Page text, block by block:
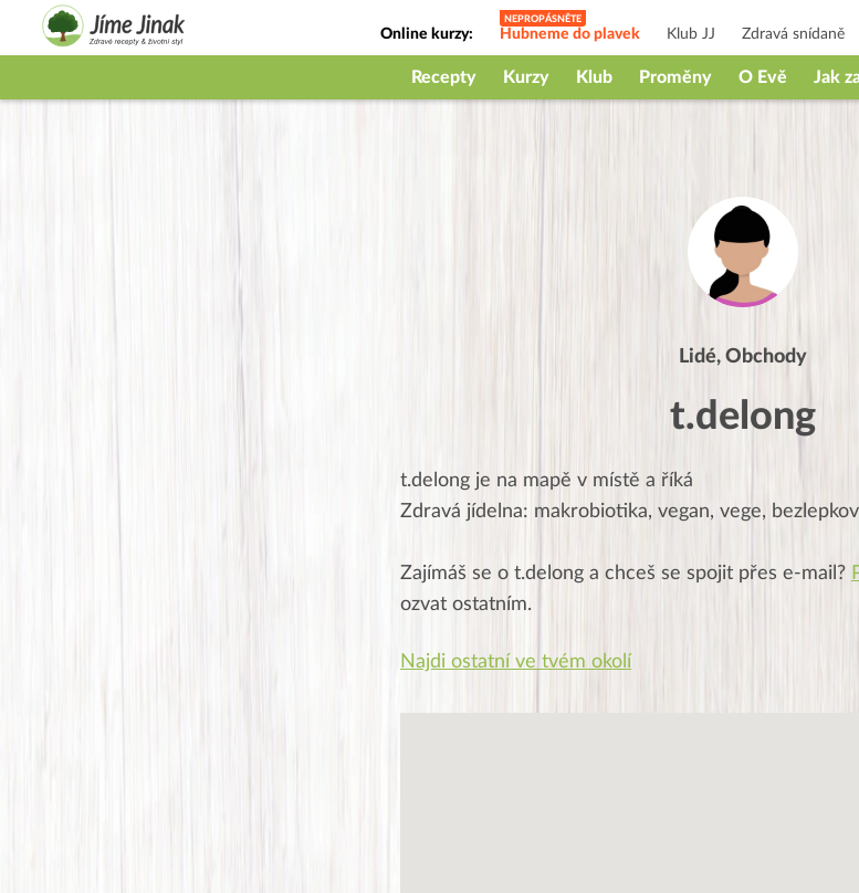
Online kurzy: Hubneme do plavek Klub JJ Zdravá snídaně
Jak na babičky
Recepty Kurzy Klub Proměny O Evě Jak
Lidé, Obchody
t.delong
t.delong je na mapě v místě a říká
Zdravá jídelna: makrobiotika, vegan, vege,
Zajímáš se o t.delong a chceš se spojit přes e-mail?
ozvat ostatním.
Najdi ostatní ve tvém okolí